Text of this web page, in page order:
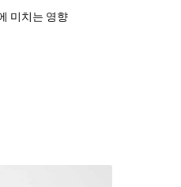
미치는 영향